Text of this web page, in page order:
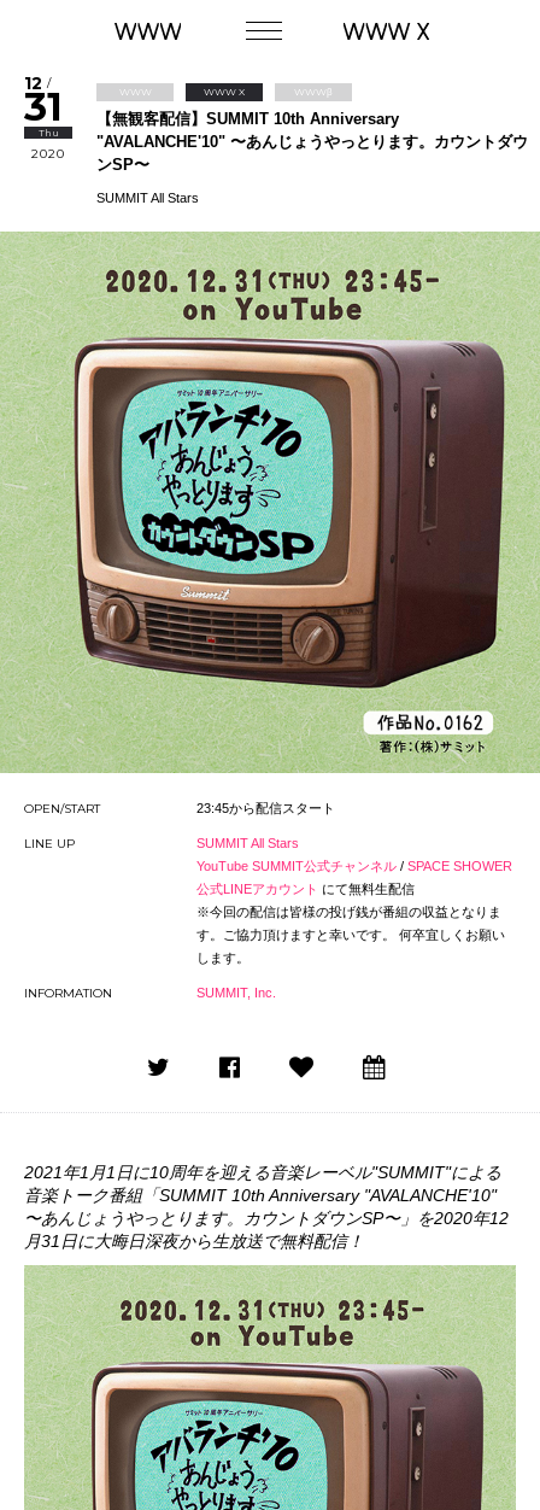
12 /
31
Thu
2020
WWW WWW X WWWβ
【無観客配信】SUMMIT 10th Anniversary
"AVALANCHE'10" 〜あんじょうやっとります。カウントダウ
ンSP〜
SUMMIT All Stars
OPEN/START 23:45から配信スタート
LINE UP
SUMMIT All Stars
YouTube SUMMIT公式チャンネル/ SPACE SHOWER
公式LINEアカウント にて無料生配信
※今回の配信は皆様の投げ銭が番組の収益となりま
す。ご協力頂けますと幸いです。 何卒宜しくお願い
します。
INFORMATION SUMMIT, Inc.
2021年1月1日に10周年を迎える音楽レーベル"SUMMIT"による
音楽トーク番組「SUMMIT 10th Anniversary "AVALANCHE'10"
〜あんじょうやっとります。カウントダウンSP〜」 を2020年12
月31日に大晦日深夜から生放送で無料配信！